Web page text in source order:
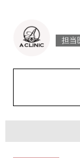
感などが術後一時
染症、左右差、施
顔の脂肪吸引箇所
オプション：笑気
担当